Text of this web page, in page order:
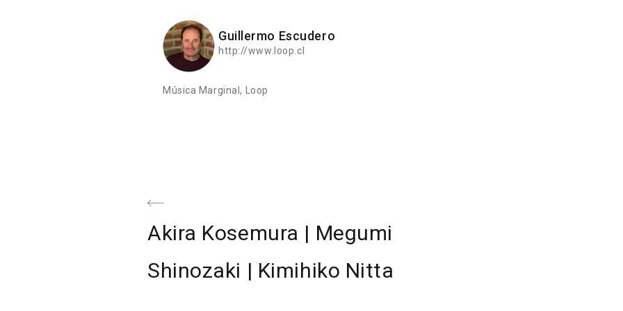
Guillermo Escudero
http://www.loop.cl
Música Marginal, Loop
Navegación
de
Previous
Post
Akira Kosemura | Megumi
Shinozaki | Kimihiko Nitta